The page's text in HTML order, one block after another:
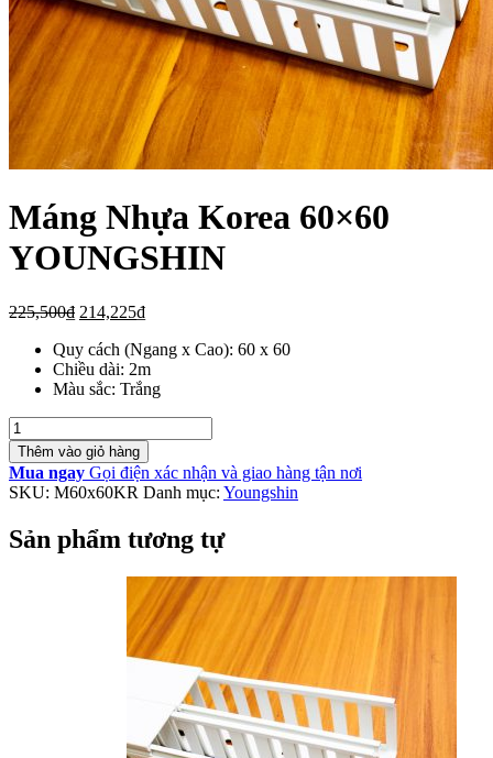
Máng Nhựa Korea 60×60
YOUNGSHIN
225,500₫ Giá
là:
225,500₫.
214,225₫Giá
tại
là:
214,225₫.
Quy cách (Ngang x Cao): 60 x 60
Chiều dài: 2m
Màu sắc: Trắng
Số
lượng
Thêm vào giỏ hàng
Mua ngay Gọi điện xác nhận và giao hàng tận nơi
SKU: M60x60KR Danh mục: Youngshin
Sản phẩm tương tự